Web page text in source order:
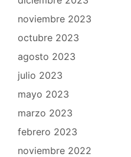
noviembre 2023
octubre 2023
agosto 2023
julio 2023
mayo 2023
marzo 2023
febrero 2023
noviembre 2022